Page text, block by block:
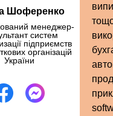
Шоференко
менеджер-
систем
підприємств
організацій
України